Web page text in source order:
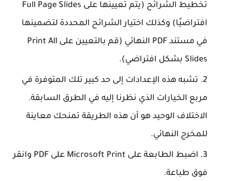
تخطيط الشرائح (يتم تعيينها على Full Page Slides
افتراضيًا) وكذلك اختيار الشرائح المحددة لتضمينها
في مستند PDF النهائي (قم بالتعيين على Print All
Slides بشكل افتراضي).
تشبه هذه الإعدادات إلى حد كبير تلك المتوفرة في
مربع الخيارات الذي نظرنا إليه في الطرق السابقة.
الاختلاف الوحيد هو أن هذه الطريقة تمنحك معاينة
للمخرج النهائي.
اضبط الطابعة على Microsoft Print على PDF وانقر
فوق طباعة.